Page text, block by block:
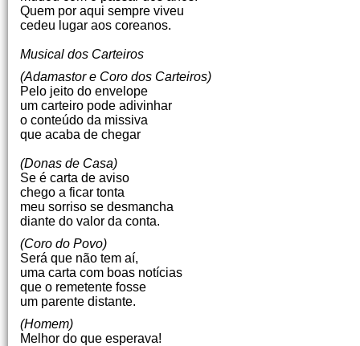
Quem por aqui sempre viveu
cedeu lugar aos coreanos.
Musical dos Carteiros
(Adamastor e Coro dos Carteiros)
Pelo jeito do envelope
um carteiro pode adivinhar
o conteúdo da missiva
que acaba de chegar
(Donas de Casa)
Se é carta de aviso
chego a ficar tonta
meu sorriso se desmancha
diante do valor da conta.
(Coro do Povo)
Será que não tem aí,
uma carta com boas notícias
que o remetente fosse
um parente distante.
(Homem)
Melhor do que esperava!